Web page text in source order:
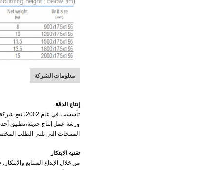
معلومات الشركة
إنتاج الدقة
ورشة عمل إنتاج حديثة،تطبيق
المنتجات التي تلبي الطلب
تقنية الابتكار